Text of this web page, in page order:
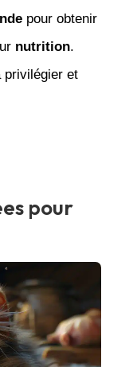
pour obtenir
nutrition.
et
pour